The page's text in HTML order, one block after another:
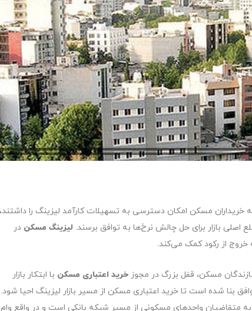
بازار برای حل چالش نرخ‌ها به توافق برسند. لیزینگ مسکن در
خروج از رکود کمک می‌کند.
مسکن، قفل بزرگ در مجوز خرید اعتباری مسکن با ابتکار بازار
بنا شده است تا خرید اعتباری مسکن از مسیر بازار لیزینگ احیا شود.
متقاضیان واحدهای مسکونی از مسیر شبکه بانکی است و در واقع وام